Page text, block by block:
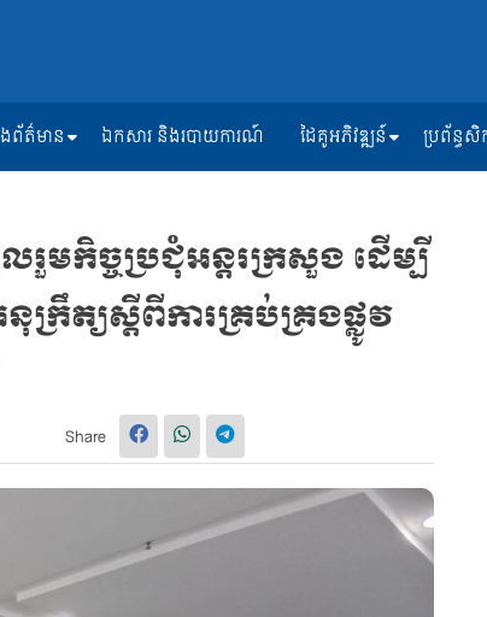
ព័ត៌មាន ឯកសារ និងរបាយការណ៍ ដៃគូអភិវឌ្ឍន៍ ប្រព័ន្ធ
កិច្ចប្រជុំអន្តរក្រសួង ដើម្បី
រឹត្យស្តីពីការគ្រប់គ្រងផ្លូវ
Share